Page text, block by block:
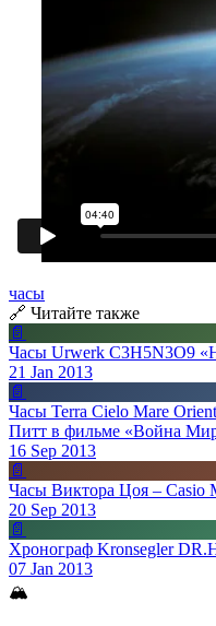
часы
🔗 Читайте также
📄
Часы Urwerk C3H5N3O9
21 Jan 2013
📄
Часы Terra Cielo Mare
Питт в фильме «Война
16 Sep 2013
📄
Часы Виктора Цоя – Casio
20 Sep 2013
📄
Хронограф Kronsegler
07 Jan 2013
🏔